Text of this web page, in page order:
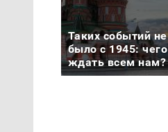
Таких событий не
было с 1945: чего
ждать всем нам?